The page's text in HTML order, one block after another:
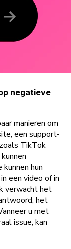
negatieve
manieren om
een support-
TikTok
hun
een video of in
verwacht het
het
u met
issue, kan